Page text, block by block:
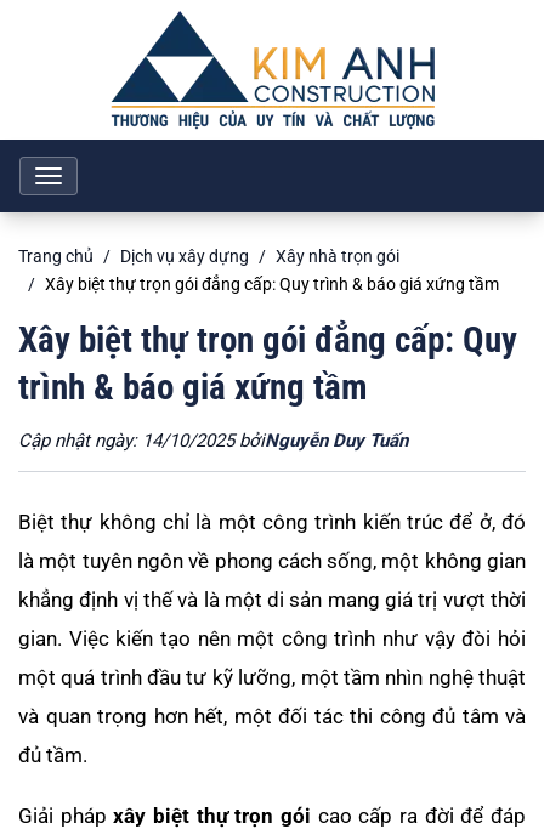
Toggle
navigation
Trang chủ Dịch vụ xây dựng
Xây nhà trọn gói
Xây biệt thự trọn gói đẳng cấp: Quy trình & báo giá xứng tầm
Xây biệt thự trọn gói đẳng cấp: Quy
trình & báo giá xứng tầm
Cập nhật ngày: 14/10/2025 bởiNguyễn Duy Tuấn
Biệt thự không chỉ là một công trình kiến trúc để ở, đó
là một tuyên ngôn về phong cách sống, một không gian
khẳng định vị thế và là một di sản mang giá trị vượt thời
gian. Việc kiến tạo nên một công trình như vậy đòi hỏi
một quá trình đầu tư kỹ lưỡng, một tầm nhìn nghệ thuật
và quan trọng hơn hết, một đối tác thi công đủ tâm và
đủ tầm.
Giải phápxây biệt thự trọn gói cao cấp ra đời để đáp